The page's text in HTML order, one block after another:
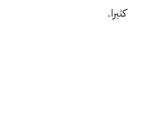
كثيرا.